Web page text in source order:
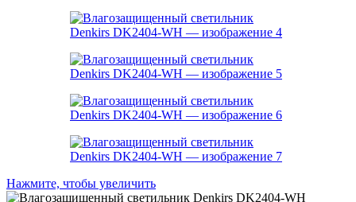
Нажмите, чтобы увеличить